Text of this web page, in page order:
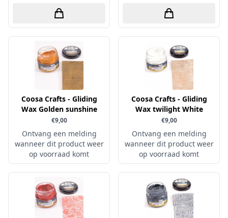
Scrap-Boys
ScrapAndMe
Sparkles
Spectrum Noir
Spellbinders
Sprinkletz
Stamperia
Starform
Steadler
Stitch & Do
Studio Light
Te Gekke Krijtjes
Coosa Crafts - Gliding
Wax Golden sunshine
€9,00
Ontvang een melding
wanneer dit product weer
op voorraad komt
Coosa Crafts - Gliding
Wax twilight White
€9,00
Ontvang een melding
wanneer dit product weer
op voorraad komt